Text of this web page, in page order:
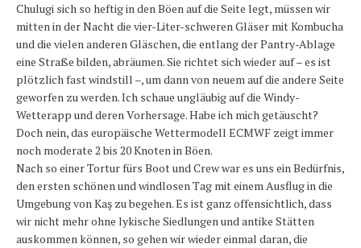
Chulugi sich so heftig in den Böen auf die Seite legt, müssen wir
mitten in der Nacht die vier-Liter-schweren Gläser mit Kombucha
und die vielen anderen Gläschen, die entlang der Pantry-Ablage
eine Straße bilden, abräumen. Sie richtet sich wieder auf – es ist
plötzlich fast windstill –, um dann von neuem auf die andere Seite
geworfen zu werden. Ich schaue ungläubig auf die Windy-
Wetterapp und deren Vorhersage. Habe ich mich getäuscht?
Doch nein, das europäische Wettermodell ECMWF zeigt immer
noch moderate 2 bis 20 Knoten in Böen.
Nach so einer Tortur fürs Boot und Crew war es uns ein Bedürfnis,
den ersten schönen und windlosen Tag mit einem Ausflug in die
Umgebung von Kaş zu begehen. Es ist ganz offensichtlich, dass
wir nicht mehr ohne lykische Siedlungen und antike Stätten
auskommen können, so gehen wir wieder einmal daran, die